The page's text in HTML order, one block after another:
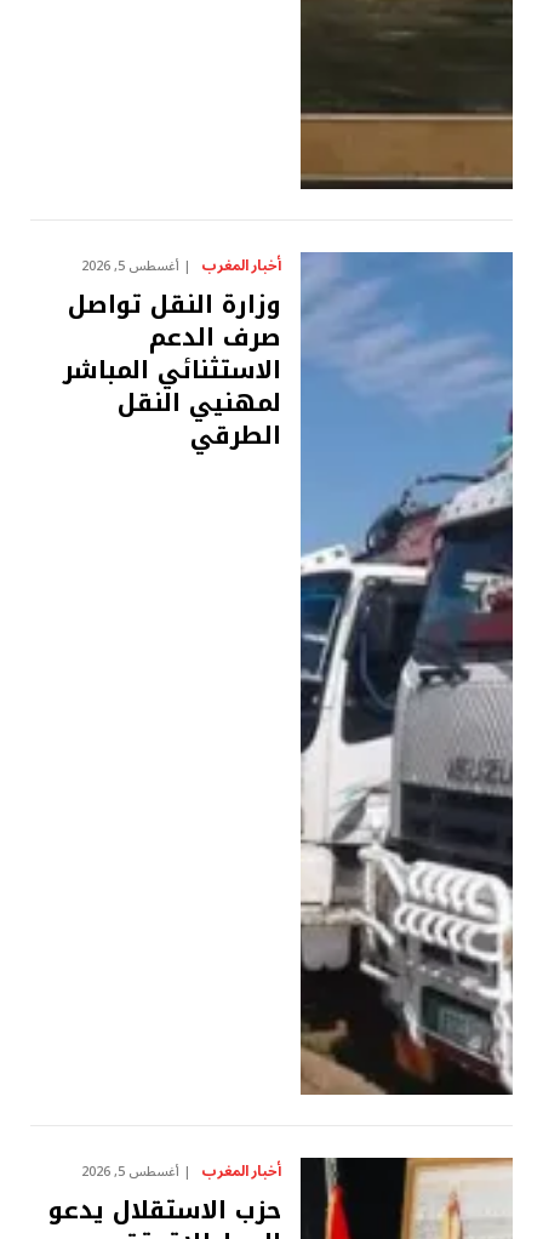
أخبار المغرب أغسطس 5, 2026
وزارة النقل تواصل
صرف الدعم
الاستثنائي المباشر
لمهنيي النقل
الطرقي
أخبار المغرب أغسطس 5, 2026
حزب الاستقلال يدعو